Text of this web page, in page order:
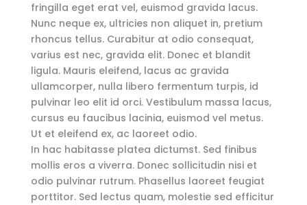
fringilla eget erat vel, euismod gravida lacus.
Nunc neque ex, ultricies non aliquet in, pretium
rhoncus tellus. Curabitur at odio consequat,
varius est nec, gravida elit. Donec et blandit
ligula. Mauris eleifend, lacus ac gravida
ullamcorper, nulla libero fermentum turpis, id
pulvinar leo elit id orci. Vestibulum massa lacus,
cursus eu faucibus lacinia, euismod vel metus.
Ut et eleifend ex, ac laoreet odio.
In hac habitasse platea dictumst. Sed finibus
mollis eros a viverra. Donec sollicitudin nisi et
odio pulvinar rutrum. Phasellus laoreet feugiat
porttitor. Sed lectus quam, molestie sed efficitur